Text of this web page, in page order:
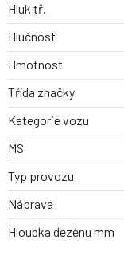
Hluk tř.
Hlučnost
Hmotnost
Třída značky
Kategorie vozu
MS
Typ provozu
Náprava
Hloubka dezénu mm